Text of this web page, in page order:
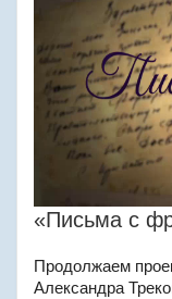
«Письма с
Продолжаем
Александра